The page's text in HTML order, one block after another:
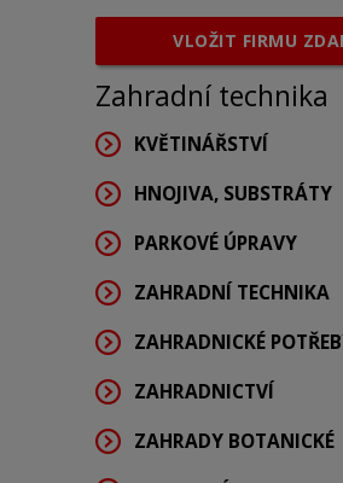
VLOŽIT FIRMU
Zahradní technika
KVĚTINÁŘSTVÍ
HNOJIVA, SUBSTRÁTY
PARKOVÉ ÚPRAVY
ZAHRADNÍ TECHNIKA
ZAHRADNICKÉ
ZAHRADNICTVÍ
ZAHRADY BOTANICKÉ